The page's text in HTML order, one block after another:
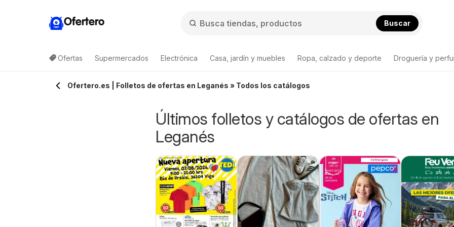
Ofertero Buscar
Ofertas Supermercados Electrónica Casa, jardín y muebles Ropa, calzado y deporte Droguería y
Ofertero.es | Folletos de ofertas en Leganés » Todos los catálogos
Últimos folletos y catálogos de ofertas en
Leganés